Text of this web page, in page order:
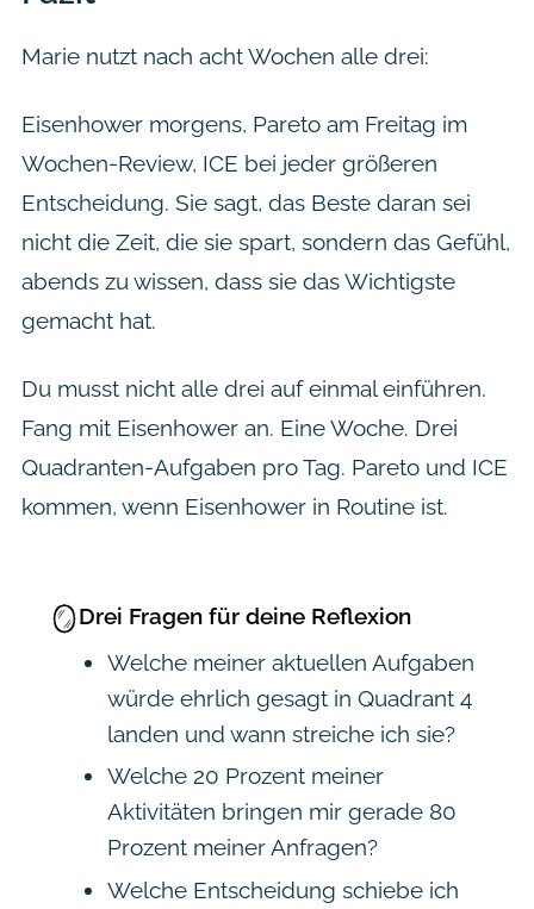
Marie nutzt nach acht Wochen alle drei:
Eisenhower morgens, Pareto am Freitag im
Wochen-Review, ICE bei jeder größeren
Entscheidung. Sie sagt, das Beste daran sei
nicht die Zeit, die sie spart, sondern das Gefühl,
abends zu wissen, dass sie das Wichtigste
gemacht hat.
Du musst nicht alle drei auf einmal einführen.
Fang mit Eisenhower an. Eine Woche. Drei
Quadranten-Aufgaben pro Tag. Pareto und ICE
kommen, wenn Eisenhower in Routine ist.
🪞Drei Fragen für deine Reflexion
Welche meiner aktuellen Aufgaben
würde ehrlich gesagt in Quadrant 4
landen und wann streiche ich sie?
Welche 20 Prozent meiner
Aktivitäten bringen mir gerade 80
Prozent meiner Anfragen?
Welche Entscheidung schiebe ich